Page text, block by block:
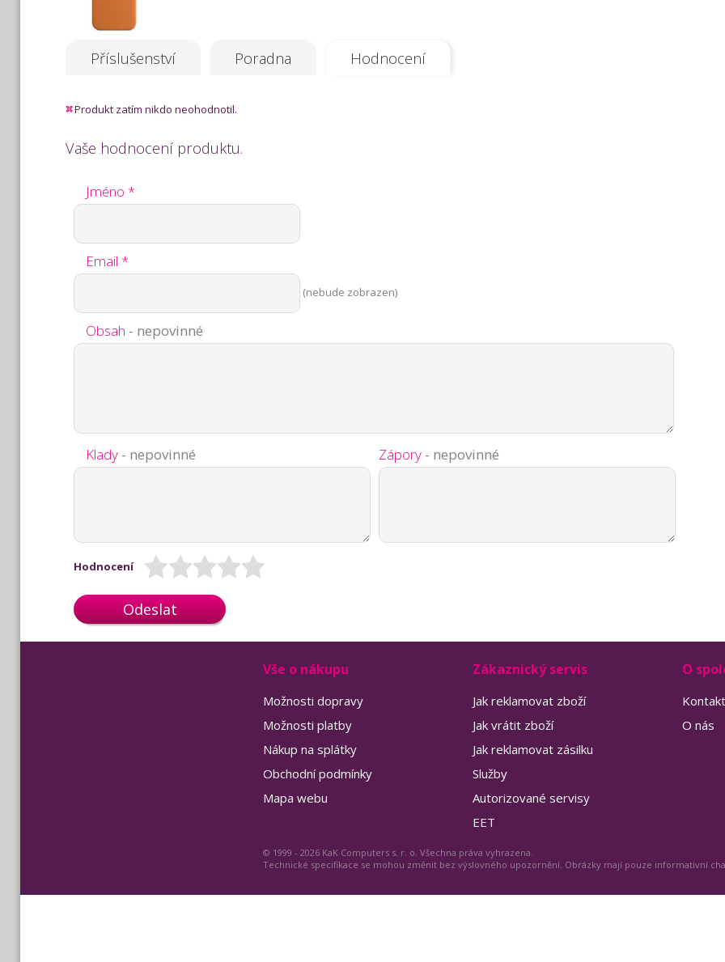
Příslušenství Poradna Hodnocení
Produkt zatím nikdo neohodnotil.
Vaše hodnocení produktu.
Jméno *
Email *
(nebude zobrazen)
Obsah - nepovinné
Klady - nepovinné Zápory - nepovinné
Hodnocení
Odeslat
Vše o nákupu
Možnosti dopravy
Možnosti platby
Nákup na splátky
Obchodní podmínky
Mapa webu
Zákaznický servis
Jak reklamovat zboží
Jak vrátit zboží
Jak reklamovat zásilku
Služby
Autorizované servisy
EET
O
O nás
© 1999 - 2026 KaK Computers s. r. o. Všechna práva vyhrazena.
Technické specifikace se mohou změnit bez výslovného upozornění. Obrázky mají pouze informativní